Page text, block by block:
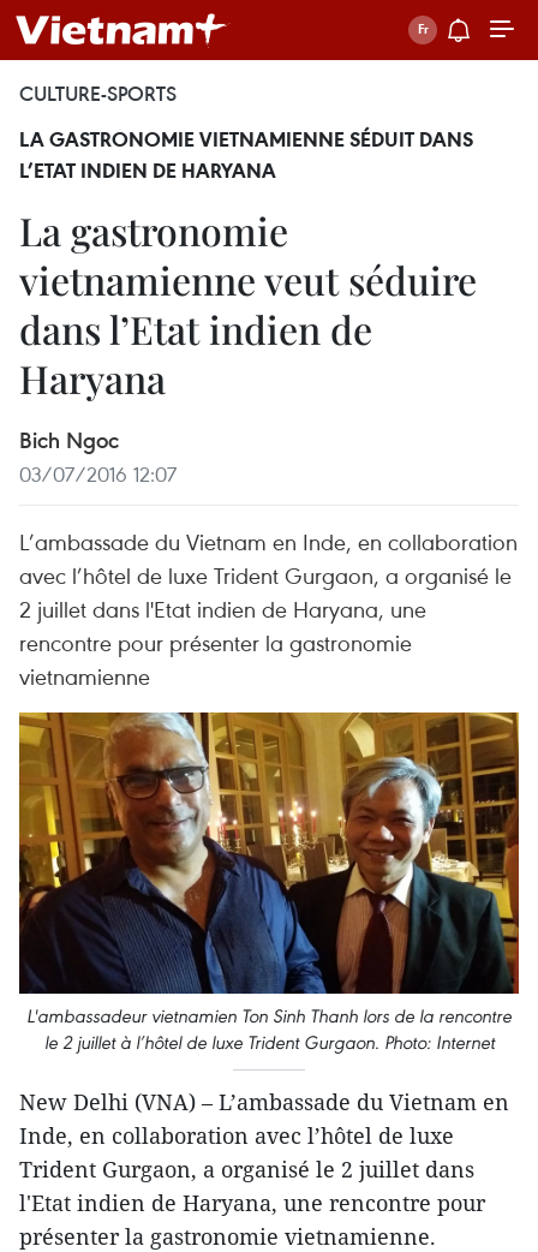
CULTURE-SPORTS
LA GASTRONOMIE VIETNAMIENNE SÉDUIT DANS
L’ETAT INDIEN DE HARYANA
La gastronomie
vietnamienne veut séduire
dans l’Etat indien de
Haryana
Bich Ngoc
03/07/2016 12:07
L’ambassade du Vietnam en Inde, en collaboration
avec l’hôtel de luxe Trident Gurgaon, a organisé le
2 juillet dans l'Etat indien de Haryana, une
rencontre pour présenter la gastronomie
vietnamienne
L'ambassadeur vietnamien Ton Sinh Thanh lors de la rencontre
le 2 juillet à l’hôtel de luxe Trident Gurgaon. Photo: Internet
New Delhi (VNA) – L’ambassade du Vietnam en
Inde, en collaboration avec l’hôtel de luxe
Trident Gurgaon, a organisé le 2 juillet dans
l'Etat indien de Haryana, une rencontre pour
présenter la gastronomie vietnamienne.